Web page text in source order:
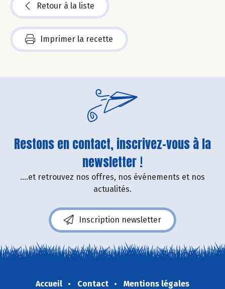
Retour à la liste
Imprimer la recette
Restons en contact, inscrivez-vous à la
newsletter !
....et retrouvez nos offres, nos événements et nos
actualités.
Inscription newsletter
Accueil Contact
Mentions légales